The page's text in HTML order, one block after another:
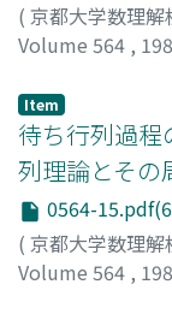
( 京都大学数理解
Volume 564 ,
Item
待ち行列過程
列理論とその
0564-
( 京都大学数理解
Volume 564 ,